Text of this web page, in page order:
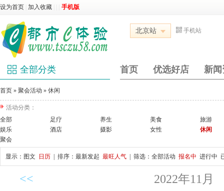
设为首页 加入收藏 手机版
北京站 手机站
全部分类 首页 优选好店 新闻
首页 » 聚会活动 » 休闲
活动分类：
全部
足疗 养生 美食
旅游
娱乐
酒店 摄影 女性
休闲
聚会
显示： 图文 日历 | 排序： 最新发起 最旺人气 | 筛选： 全部活动 报名中 进行中
<<
2022年11月